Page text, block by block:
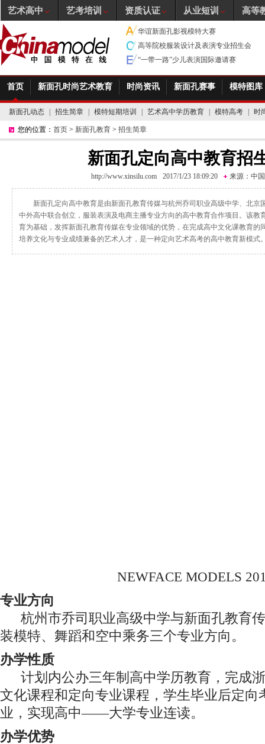
华谊新面孔影视模特大赛
高等院校服装设计及表演专业招生会
“一带一路”少儿表演国际邀请赛
首页 新面孔时尚艺术教育 时尚资讯 新面孔赛事 模特图库
新面孔动态 招生简章 模特短期培训 艺术高中学历教育 模特高考 时
您的位置： 首页 > 新面孔教育 > 招生简章
新面孔定向高中教育招
http://www.xinsilu.com 2017/1/23 18:09:20 来源： 中
新面孔定向高中教育是由新面孔教育传媒与杭州乔司职业高级中学、北京
中外高中联合创立，服装表演及电商主播专业方向的高中教育合作项目。该教
育为基础，发挥新面孔教育传媒在专业领域的优势，在完成高中文化课教育的
培养文化与专业成绩兼备的艺术人才，是一种定向艺术高考的高中教育新模式
NEWFACE MODELS
专业方向
杭州市乔司职业高级中学与新面孔教育
装模特、舞蹈和空中乘务三个专业方向。
办学性质
计划内公办三年制高中学历教育，完成
文化课程和定向专业课程，学生毕业后定向
业，实现高中——大学专业连读。
办学优势
艺术高中 艺考培训 资质认证 从业短训 高等